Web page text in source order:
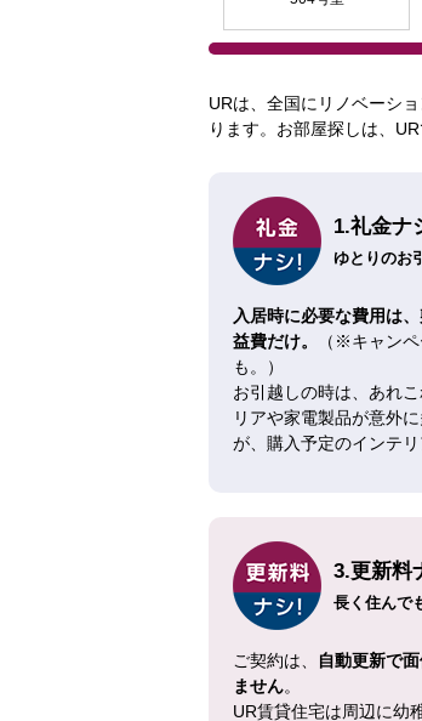
URは、全国にリノベーシ
ります。お部屋探しは、UR
1.礼金ナ
ゆとりのお
入居時に必要な費用は
益費だけ。
（※キャン
も。）
お引越しの時は、あれ
リアや家電製品が意外
が、購入予定のインテ
3.更新料
長く住んで
ご契約は、
自動更新で
ません。
UR賃貸住宅は周辺に幼